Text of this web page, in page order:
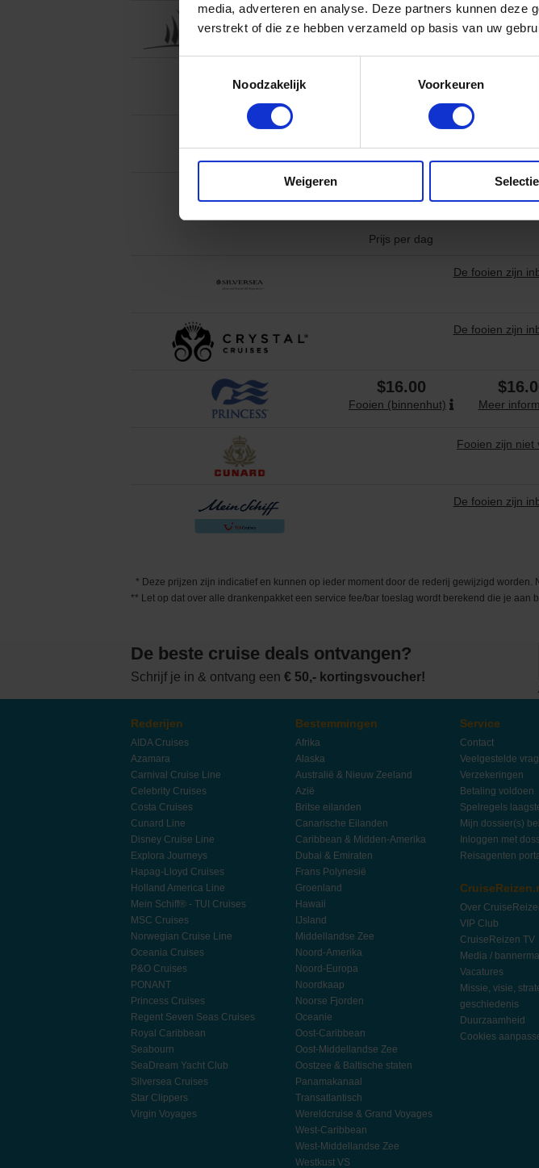
media, adverteren en analyse. Deze partners kunnen deze
verstrekt of die ze hebben verzameld op basis van uw
Noodzakelijk
Voorkeuren
Weigeren
De fooien zijn
De fooien zijn
Prijs per dag
De fooien zijn
De fooien zijn
$16.00
Fooien (binnenhut) Meer
Fooien zijn niet
De fooien zijn
* Deze prijzen zijn indicatief en kunnen op ieder moment door de rederij gewijzigd worden.
** Let op dat over alle drankenpakket een service fee/bar toeslag wordt berekend die je
De beste cruise deals ontvangen?
Schrijf je in & ontvang een € 50,- kortingsvoucher!
Rederijen
AIDA Cruises
Azamara
Carnival Cruise Line
Celebrity Cruises
Costa Cruises
Cunard Line
Disney Cruise Line
Explora Journeys
Hapag-Lloyd Cruises
Holland America Line
Mein Schiff® - TUI Cruises
MSC Cruises
Norwegian Cruise Line
Oceania Cruises
P&O Cruises
PONANT
Princess Cruises
Regent Seven Seas Cruises
Royal Caribbean
Seabourn
SeaDream Yacht Club
Silversea Cruises
Star Clippers
Virgin Voyages
Bestemmingen
Afrika
Alaska
Australië & Nieuw Zeeland
Azië
Britse eilanden
Canarische Eilanden
Caribbean & Midden-Amerika
Dubai & Emiraten
Frans Polynesië
Groenland
Hawaii
IJsland
Middellandse Zee
Noord-Amerika
Noord-Europa
Noordkaap
Noorse Fjorden
Oceanie
Oost-Caribbean
Oost-Middellandse Zee
Oostzee & Baltische staten
Panamakanaal
Transatlantisch
Wereldcruise & Grand Voyages
West-Caribbean
West-Middellandse Zee
Westkust VS
Service
Contact
Veelgestelde
Verzekeringen
Betaling voldoen
Spelregels
Mijn dossier(s)
Inloggen met
Reisagenten
Over
VIP Club
CruiseReizen TV
Media /
Vacatures
Missie, visie,
geschiedenis
Duurzaamheid
Cookies